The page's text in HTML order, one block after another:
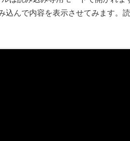
込んで内容を表示させてみます。